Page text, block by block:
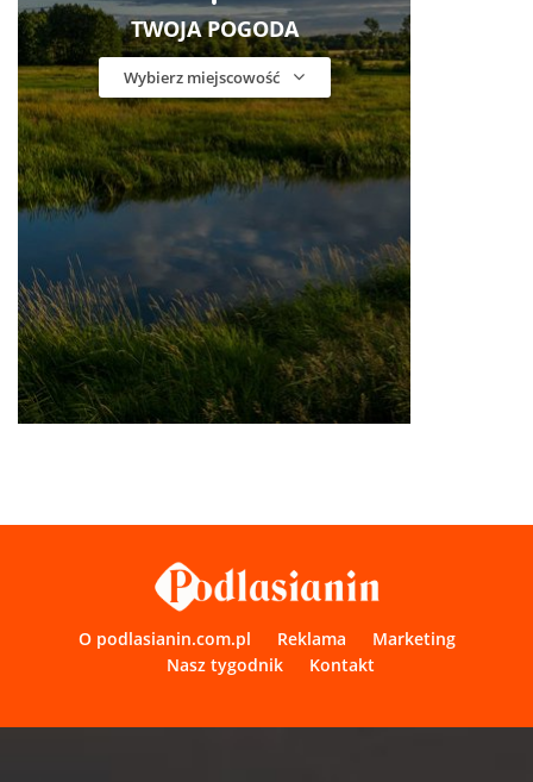
TWOJA POGODA
Wybierz miejscowość
O podlasianin.com.pl Reklama
Marketing
Nasz tygodnik
Kontakt